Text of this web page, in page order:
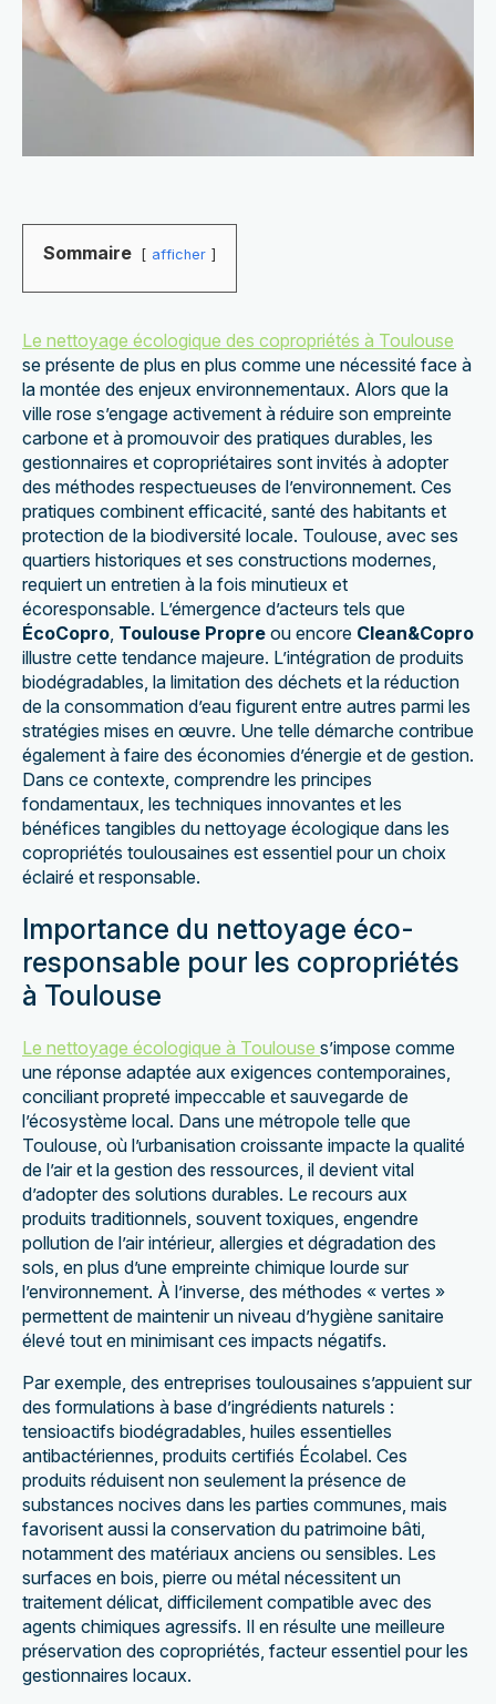
Sommaire afficher
Le nettoyage écologique des copropriétés à Toulouse
se présente de plus en plus comme une nécessité face à
la montée des enjeux environnementaux. Alors que la
ville rose s’engage activement à réduire son empreinte
carbone et à promouvoir des pratiques durables, les
gestionnaires et copropriétaires sont invités à adopter
des méthodes respectueuses de l’environnement. Ces
pratiques combinent efficacité, santé des habitants et
protection de la biodiversité locale. Toulouse, avec ses
quartiers historiques et ses constructions modernes,
requiert un entretien à la fois minutieux et
écoresponsable. L’émergence d’acteurs tels que
ÉcoCopro, Toulouse Propre ou encore Clean&Copro
illustre cette tendance majeure. L’intégration de produits
biodégradables, la limitation des déchets et la réduction
de la consommation d’eau figurent entre autres parmi les
stratégies mises en œuvre. Une telle démarche contribue
également à faire des économies d’énergie et de gestion.
Dans ce contexte, comprendre les principes
fondamentaux, les techniques innovantes et les
bénéfices tangibles du nettoyage écologique dans les
copropriétés toulousaines est essentiel pour un choix
éclairé et responsable.
Importance du nettoyage éco-
responsable pour les copropriétés
à Toulouse
Le nettoyage écologique à Toulouse s’impose comme
une réponse adaptée aux exigences contemporaines,
conciliant propreté impeccable et sauvegarde de
l’écosystème local. Dans une métropole telle que
Toulouse, où l’urbanisation croissante impacte la qualité
de l’air et la gestion des ressources, il devient vital
d’adopter des solutions durables. Le recours aux
produits traditionnels, souvent toxiques, engendre
pollution de l’air intérieur, allergies et dégradation des
sols, en plus d’une empreinte chimique lourde sur
l’environnement. À l’inverse, des méthodes « vertes »
permettent de maintenir un niveau d’hygiène sanitaire
élevé tout en minimisant ces impacts négatifs.
Par exemple, des entreprises toulousaines s’appuient sur
des formulations à base d’ingrédients naturels :
tensioactifs biodégradables, huiles essentielles
antibactériennes, produits certifiés Écolabel. Ces
produits réduisent non seulement la présence de
substances nocives dans les parties communes, mais
favorisent aussi la conservation du patrimoine bâti,
notamment des matériaux anciens ou sensibles. Les
surfaces en bois, pierre ou métal nécessitent un
traitement délicat, difficilement compatible avec des
agents chimiques agressifs. Il en résulte une meilleure
préservation des copropriétés, facteur essentiel pour les
gestionnaires locaux.